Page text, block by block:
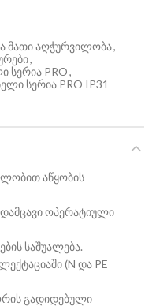
მათი აღჭურვილობა,
,
სერია PRO,
სერია PRO IP31
აწყობის
ოპერატიული
საშუალება.
(N და PE
გადიდებული